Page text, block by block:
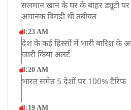
सलमान खान के घर के बाहर ड्यूटी पर
अचानक बिगड़ी थी तबीयत
8:23 AM
देश के कई हिस्सों में भारी बारिश के
जारी किया अलर्ट
8:20 AM
भारत समेत 5 देशों पर 100% टैरिफ
8:19 AM